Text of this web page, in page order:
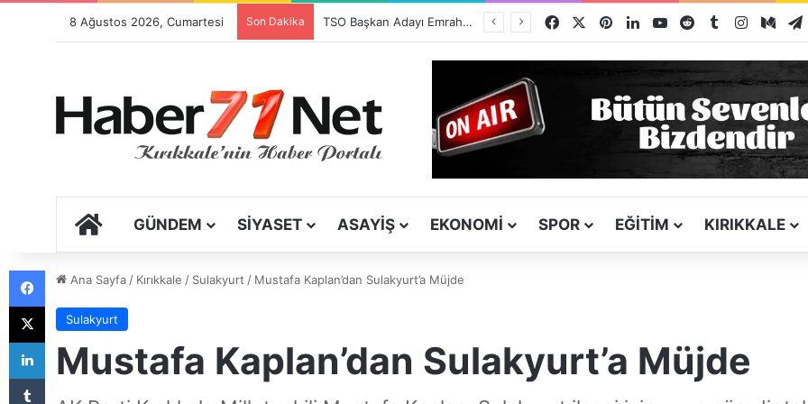
8 Ağustos 2026, Cumartesi Son Dakika Festival Sancısı Facebook PinterestLinkedInYouTubeRedditTumblrInstagram
ANA SAYFA
GÜNDEM SIYASET ASAYIŞ EKONOMI SPOR EĞITIM KIRIKKALE
Ana Sayfa/ Kırıkkale / Sulakyurt / Mustafa Kaplan’dan Sulakyurt’a Müjde
Sulakyurt
Mustafa Kaplan’dan Sulakyurt’a Müjde
Tumblr